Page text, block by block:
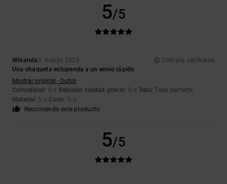
5/5
Winanda 3. marzo 2026
Compra verificada
Una chaqueta estupenda y un envío rápido
Mostrar original - Dutch
Comodidad : 5/5 Relación calidad-precio: 5/5 Talla: Talla perfecta
Material : 5 /5 Color: 5/5
Recomiendo este producto
5/5